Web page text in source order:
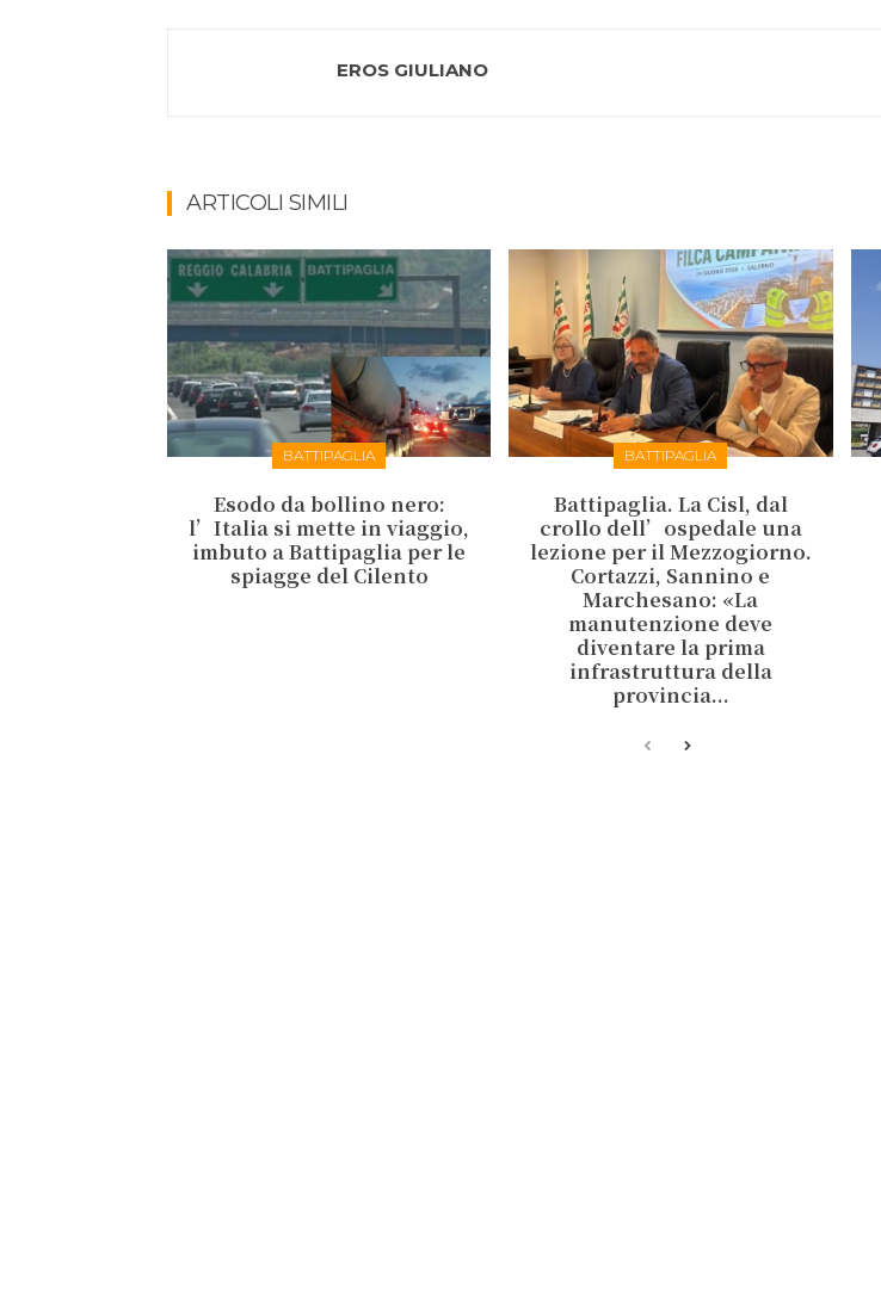
EROS GIULIANO
ARTICOLI SIMILI
BATTIPAGLIA
Esodo da bollino nero:
l’Italia si mette in viaggio,
imbuto a Battipaglia per le
spiagge del Cilento
BATTIPAGLIA
Battipaglia. La Cisl, dal
crollo dell’ospedale una
lezione per il Mezzogiorno.
Cortazzi, Sannino e
Marchesano: «La
manutenzione deve
diventare la prima
infrastruttura della
provincia...